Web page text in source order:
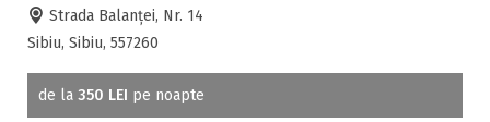
Strada Balanței, Nr. 14
Sibiu, Sibiu, 557260
de la 350 LEI pe noapte